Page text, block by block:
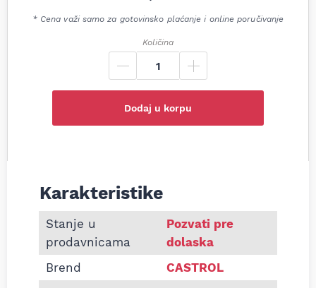
* Cena važi samo za gotovinsko plaćanje i online poručivanje
Količina
Dodaj u korpu
Informacije o Motorno ulje Castrol Edge 0W30 4L
Karakteristike
Stanje u
prodavnicama
Pozvati pre
dolaska
Brend
CASTROL